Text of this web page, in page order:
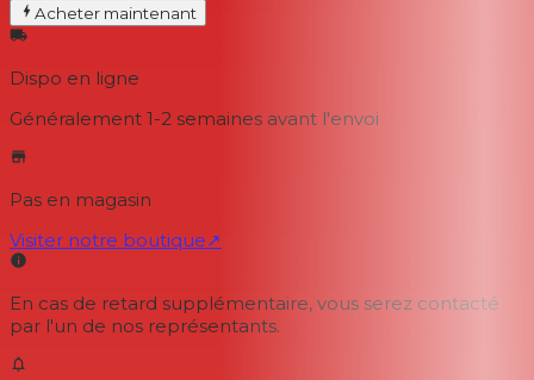
Acheter maintenant
Dispo en ligne
Généralement 1-2 semaines avant l'envoi
Pas en magasin
Visiter notre boutique↗
En cas de retard supplémentaire, vous serez contacté
par l'un de nos représentants.